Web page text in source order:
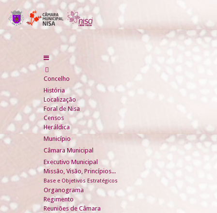
Concelho
História
Localização
Foral de Nisa
Censos
Heráldica
Município
Câmara Municipal
Executivo Municipal
Missão, Visão, Princípios...
Base e Objetivos Estratégicos
Organograma
Regimento
Reuniões de Câmara